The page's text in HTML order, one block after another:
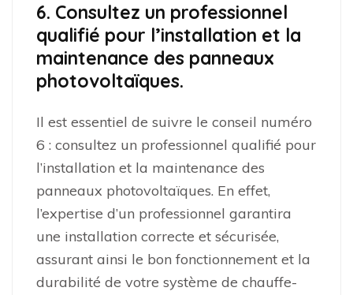
6. Consultez un professionnel
qualifié pour l’installation et la
maintenance des panneaux
photovoltaïques.
Il est essentiel de suivre le conseil numéro
6 : consultez un professionnel qualifié pour
l’installation et la maintenance des
panneaux photovoltaïques. En effet,
l’expertise d’un professionnel garantira
une installation correcte et sécurisée,
assurant ainsi le bon fonctionnement et la
durabilité de votre système de chauffe-